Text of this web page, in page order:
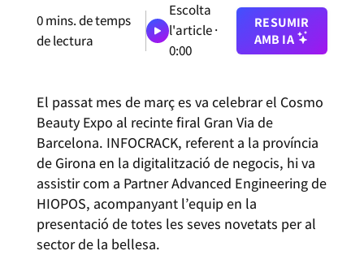
0mins. de temps
de lectura
Escolta
l'article ·
0:00
RESUMIR
AMB IA
El passat mes de març es va celebrar el Cosmo
Beauty Expo al recinte firal Gran Via de
Barcelona. INFOCRACK, referent a la província
de Girona en la digitalització de negocis, hi va
assistir com a Partner Advanced Engineering de
HIOPOS, acompanyant l’equip en la
presentació de totes les seves novetats per al
sector de la bellesa.